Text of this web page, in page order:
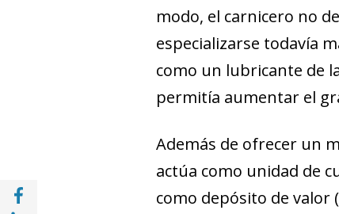
Compartir en Facebook (opens in a new
modo, el carnicero no
especializarse todavía
como un lubricante de
permitía aumentar el
Además de ofrecer un
actúa como unidad de
como depósito de